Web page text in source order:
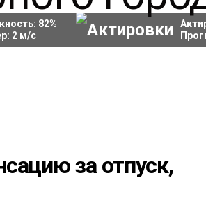
82%
2м/с
за отпуск,